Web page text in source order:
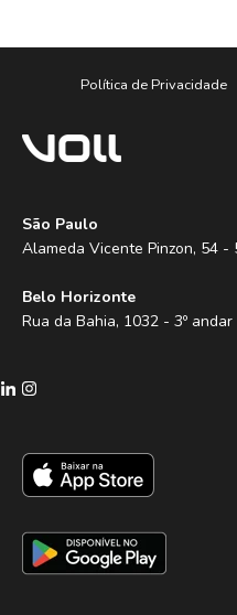
Política de Privacidade
São Paulo
Alameda Vicente Pinzon, 54 -
Belo Horizonte
Rua da Bahia, 1032 - 3º